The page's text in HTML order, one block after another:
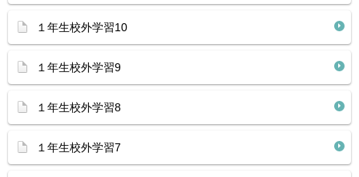
１年生校外学習10
１年生校外学習9
１年生校外学習8
１年生校外学習7